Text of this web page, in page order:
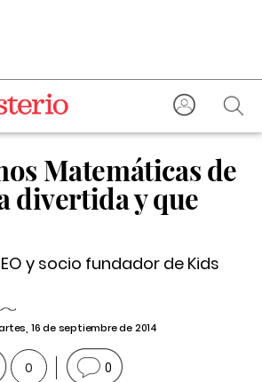
Matemáticas de
divertida y que
y socio fundador de Kids
16 de septiembre de 2014
0 0